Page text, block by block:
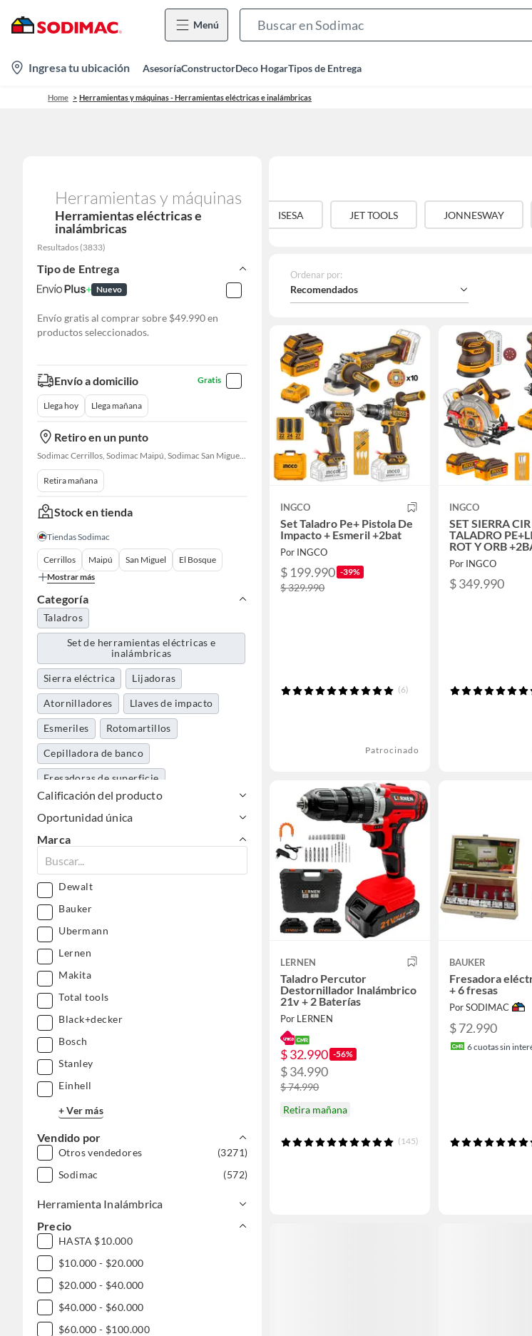
Menú
Bar
location-
icon
Ingresa tu ubicación AsesoríaConstructorDeco HogarTipos de Entrega
Home Herramientas y máquinas - Herramientas eléctricas e inalámbricas
Herramientas y máquinas
Herramientas eléctricas e
inalámbricas
Resultados (3833)
Tipo de Entrega
Nuevo
Envío gratis al comprar sobre $49.990 en
productos seleccionados.
Envío a domicilio Gratis
Llega hoy Llega mañana
Retiro en un punto
Sodimac Cerrillos, Sodimac Maipú, Sodimac San Miguel, Sodimac El Bosque, Sodimac San Bernardo, Constructor Cantagallo, Sodimac Talagante, Sodimac San Fernando
Retira mañana
Stock en tienda
Tiendas Sodimac
Cerrillos Maipú San Miguel
El Bosque
Mostrar más
Categoría
Taladros
Set de herramientas eléctricas e
inalámbricas
Sierra eléctrica Lijadoras
Atornilladores Llaves de impacto
Esmeriles Rotomartillos
Cepilladora de banco
Fresadoras de superficie
Dremel y herramientas multipropósito
Cepillos
Clavadoras Cautín Engrasadoras
Termofusoras
Torno
Calificación del producto
Oportunidad única
Marca
Dewalt
Bauker
Ubermann
Lernen
Makita
Total tools
Black+decker
Bosch
Stanley
Einhell
+ Ver más
Vendido por
Otros vendedores
(3271)
Sodimac
(572)
Herramienta Inalámbrica
Precio
HASTA $10.000
$10.000 - $20.000
$20.000 - $40.000
$40.000 - $60.000
$60.000 - $100.000
INTELSEG IRM ISESA JET TOOLS JONNESWAY
Ordenar por:
Recomendados
INGCO
Set Taladro Pe+ Pistola De
Impacto + Esmeril +2bat
Por INGCO
$ 199.990 -39%
$ 329.990
(6)
Patrocinado
INGCO
SET SIERRA
TALADRO
ROT Y ORB
Por INGCO
$ 349.990
LERNEN
Taladro Percutor
Destornillador Inalámbrico
21v + 2 Baterías
Por LERNEN
$ 32.990 -56%
$ 34.990
$ 74.990
Retira mañana
(145)
BAUKER
Fresadora
+ 6 fresas
Por SODIMAC
$ 72.990
6cuotas sin